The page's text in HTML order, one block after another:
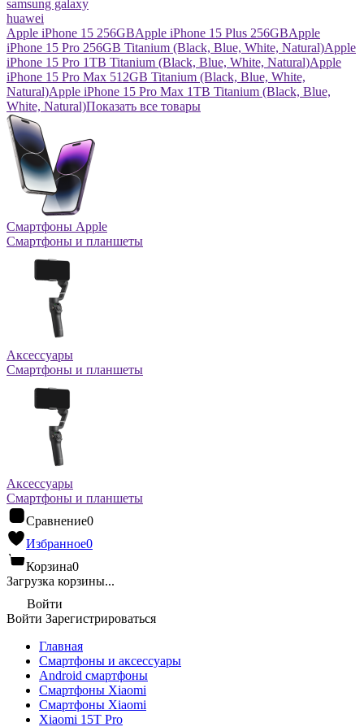
samsung galaxy
huawei
Apple iPhone 15 256GBApple iPhone 15 Plus 256GBApple
iPhone 15 Pro 256GB Titanium (Black, Blue, White, Natural)Apple
iPhone 15 Pro 1TB Titanium (Black, Blue, White, Natural)Apple
iPhone 15 Pro Max 512GB Titanium (Black, Blue, White,
Natural)Apple iPhone 15 Pro Max 1TB Titanium (Black, Blue,
White, Natural)Показать все товары
Смартфоны Apple
Смартфоны и планшеты
Аксессуары
Смартфоны и планшеты
Аксессуары
Смартфоны и планшеты
Сравнение0
Избранное0
Корзина0
Загрузка корзины...
Войти
Войти Зарегистрироваться
Главная
Смартфоны и аксессуары
Android cмартфоны
Смартфоны Xiaomi
Смартфоны Xiaomi
Xiaomi 15T Pro